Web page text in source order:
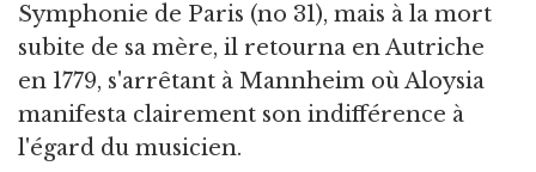
Symphonie de Paris (no 31), mais à la mort
subite de sa mère, il retourna en Autriche
en 1779, s'arrêtant à Mannheim où Aloysia
manifesta clairement son indifférence à
l'égard du musicien.